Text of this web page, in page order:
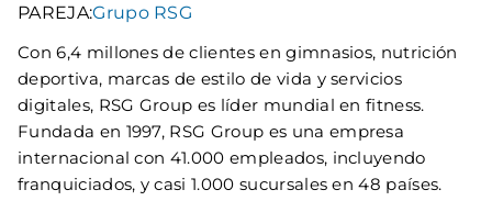
PAREJA:Grupo RSG
Con 6,4 millones de clientes en gimnasios, nutrición
deportiva, marcas de estilo de vida y servicios
digitales, RSG Group es líder mundial en fitness.
Fundada en 1997, RSG Group es una empresa
internacional con 41.000 empleados, incluyendo
franquiciados, y casi 1.000 sucursales en 48 países.